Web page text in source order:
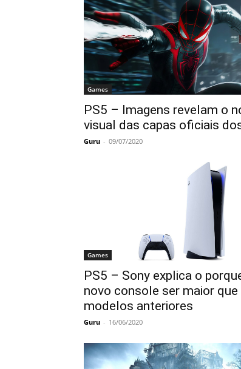
Games
PS5 – Imagens revelam o
visual das capas oficiais
Guru - 09/07/2020
Games
PS5 – Sony explica o
novo console ser maior que
modelos anteriores
Guru - 16/06/2020